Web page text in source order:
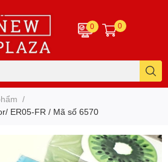
0 0
/
ER05-FR / Mã số 6570